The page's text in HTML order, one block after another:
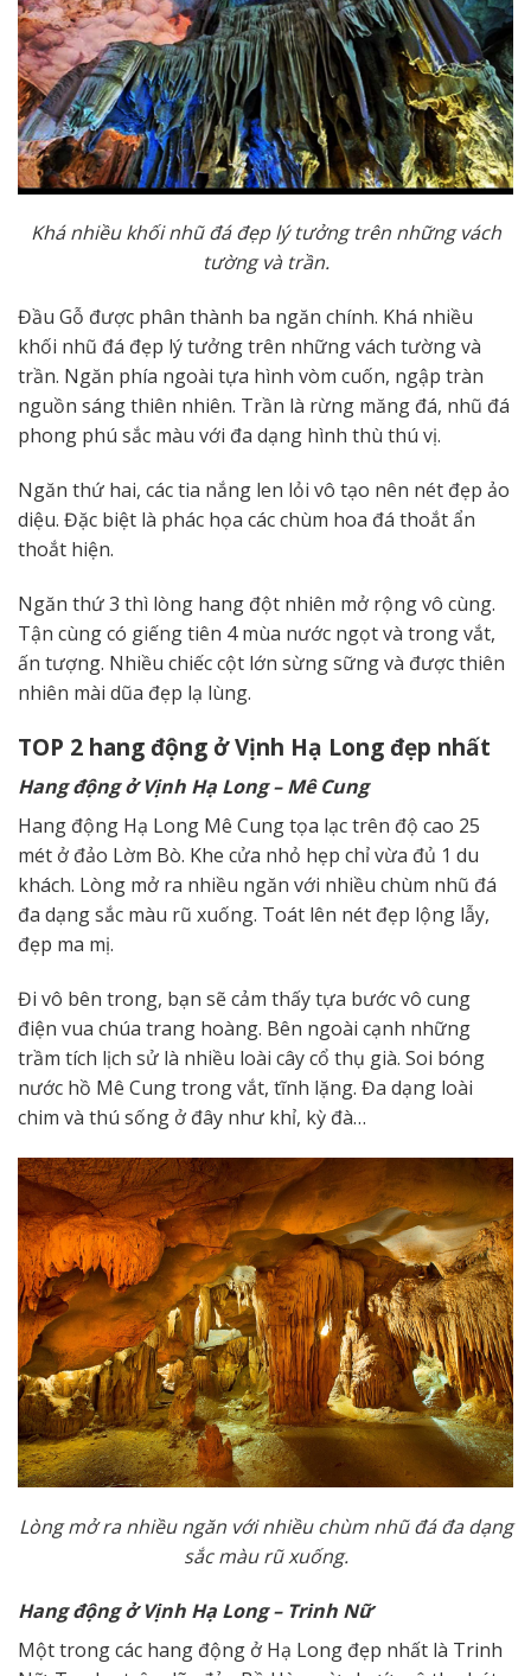
Khá nhiều khối nhũ đá đẹp lý tưởng trên những vách
tường và trần.
Đầu Gỗ được phân thành ba ngăn chính. Khá nhiều
khối nhũ đá đẹp lý tưởng trên những vách tường và
trần. Ngăn phía ngoài tựa hình vòm cuốn, ngập tràn
nguồn sáng thiên nhiên. Trần là rừng măng đá, nhũ đá
phong phú sắc màu với đa dạng hình thù thú vị.
Ngăn thứ hai, các tia nắng len lỏi vô tạo nên nét đẹp ảo
diệu. Đặc biệt là phác họa các chùm hoa đá thoắt ẩn
thoắt hiện.
Ngăn thứ 3 thì lòng hang đột nhiên mở rộng vô cùng.
Tận cùng có giếng tiên 4 mùa nước ngọt và trong vắt,
ấn tượng. Nhiều chiếc cột lớn sừng sững và được thiên
nhiên mài dũa đẹp lạ lùng.
TOP 2 hang động ở Vịnh Hạ Longđẹp nhất
Hang động ở Vịnh Hạ Long– Mê Cung
Hang động Hạ Long Mê Cung tọa lạc trên độ cao 25
mét ở đảo Lờm Bò. Khe cửa nhỏ hẹp chỉ vừa đủ 1 du
khách. Lòng mở ra nhiều ngăn với nhiều chùm nhũ đá
đa dạng sắc màu rũ xuống. Toát lên nét đẹp lộng lẫy,
đẹp ma mị.
Đi vô bên trong, bạn sẽ cảm thấy tựa bước vô cung
điện vua chúa trang hoàng. Bên ngoài cạnh những
trầm tích lịch sử là nhiều loài cây cổ thụ già. Soi bóng
nước hồ Mê Cung trong vắt, tĩnh lặng. Đa dạng loài
chim và thú sống ở đây như khỉ, kỳ đà…
Lòng mở ra nhiều ngăn với nhiều chùm nhũ đá đa dạng
sắc màu rũ xuống.
Hang động ở Vịnh Hạ Long– Trinh Nữ
Một trong các hang động ở Hạ Long đẹp nhất là Trinh